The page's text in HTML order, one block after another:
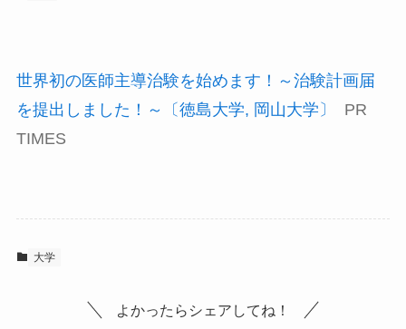
世界初の医師主導治験を始めます！～治験計画届
を提出しました！～〔徳島大学, 岡山大学〕
PR
TIMES
大学
よかったらシェアしてね！